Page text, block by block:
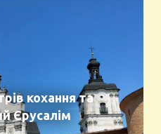
кохання та
Єрусалім